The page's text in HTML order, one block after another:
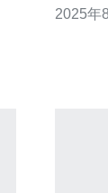
显得尤
2025年